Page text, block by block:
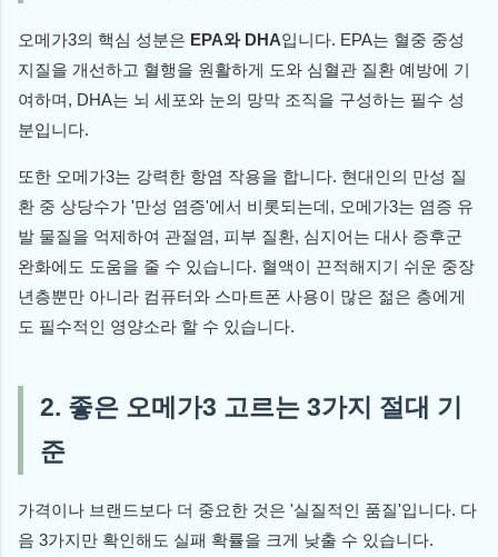
오메가3의 핵심 성분은 EPA와 DHA입니다. EPA는 혈중 중성
지질을 개선하고 혈행을 원활하게 도와 심혈관 질환 예방에 기
여하며, DHA는 뇌 세포와 눈의 망막 조직을 구성하는 필수 성
분입니다.
또한 오메가3는 강력한 항염 작용을 합니다. 현대인의 만성 질
환 중 상당수가 '만성 염증'에서 비롯되는데, 오메가3는 염증 유
발 물질을 억제하여 관절염, 피부 질환, 심지어는 대사 증후군
완화에도 도움을 줄 수 있습니다. 혈액이 끈적해지기 쉬운 중장
년층뿐만 아니라 컴퓨터와 스마트폰 사용이 많은 젊은 층에게
도 필수적인 영양소라 할 수 있습니다.
2. 좋은 오메가3 고르는 3가지 절대 기
준
가격이나 브랜드보다 더 중요한 것은 '실질적인 품질'입니다. 다
음 3가지만 확인해도 실패 확률을 크게 낮출 수 있습니다.